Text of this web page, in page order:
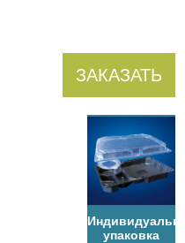
ЗАКАЗАТЬ
упаковка